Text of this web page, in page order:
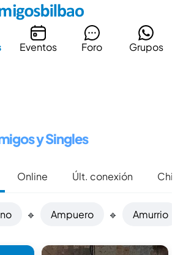
Eventos Foro Grupos
y Singles
Online Últ. conexión
🔹 Ampuero 🔹 Amurrio